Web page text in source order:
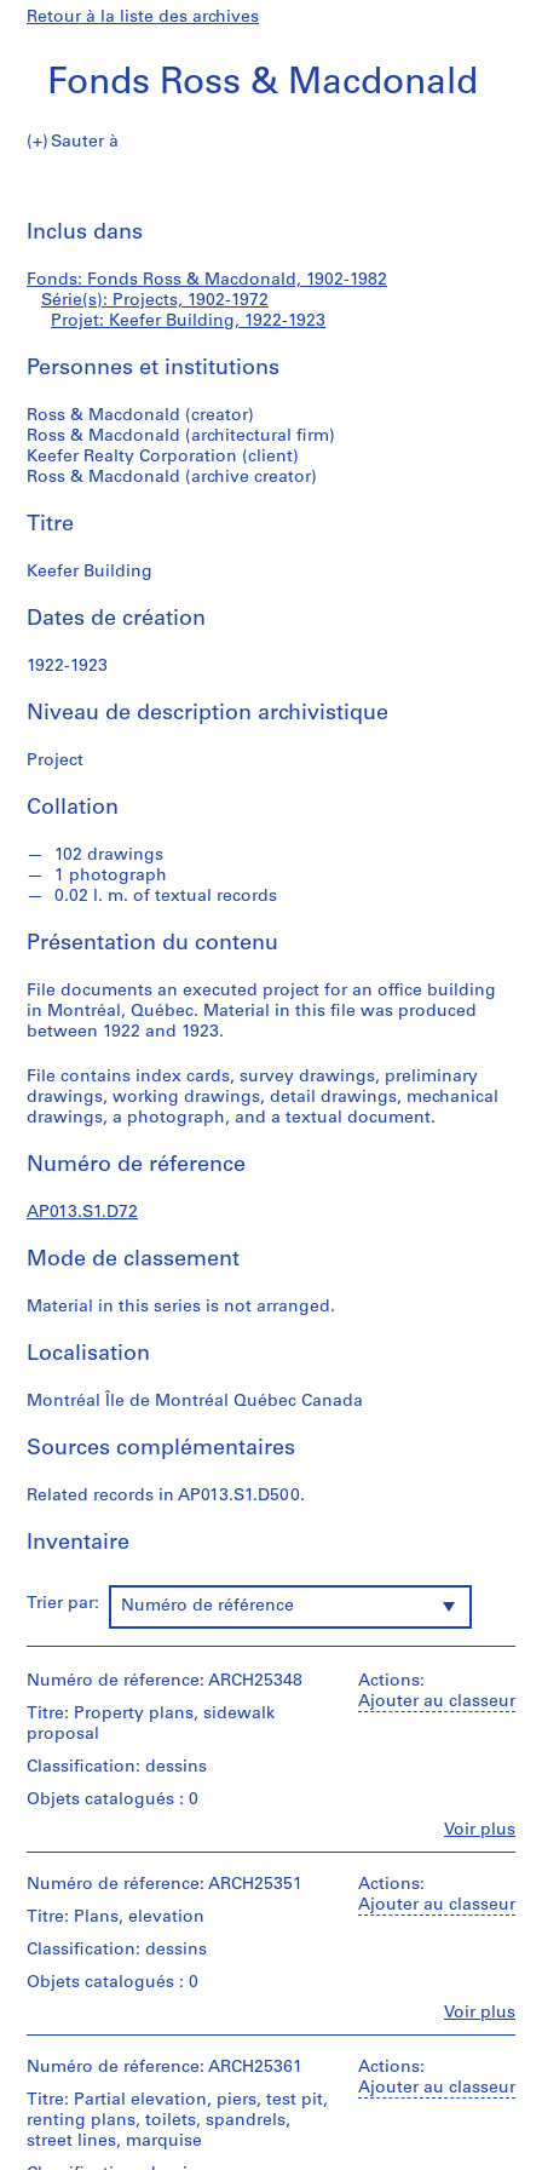
Retour à la liste des archives
Fonds Ross & Macdonald
Sauter à
d
s
R
s
M
a
c
o
a
d
é
i
(
:
r
j
e
c
s
,
9
2
1
9
2
r
j
t
m
m
r
o
u
e
f
r
D
.
.
R
o
s
s
Building
Inclus dans
Fonds: Fonds Ross & Macdonald, 1902-1982
Série(s): Projects, 1902-1972
Projet: Keefer Building, 1922-1923
Personnes et institutions
Ross & Macdonald (creator)
Ross & Macdonald (architectural firm)
Keefer Realty Corporation (client)
Ross & Macdonald (archive creator)
Titre
Keefer Building
Dates de création
1922-1923
Niveau de description archivistique
Project
Collation
102 drawings
1 photograph
0.02 l. m. of textual records
Présentation du contenu
File documents an executed project for an office building
in Montréal, Québec. Material in this file was produced
between 1922 and 1923.
File contains index cards, survey drawings, preliminary
drawings, working drawings, detail drawings, mechanical
drawings, a photograph, and a textual document.
Numéro de réference
AP013.S1.D72
Mode de classement
Material in this series is not arranged.
Localisation
Montréal Île de Montréal Québec Canada
Sources complémentaires
Related records in AP013.S1.D500.
Inventaire
Trier par: Numéro de référence
Actions:
Ajouter au classeur
Voir plus
Numéro de réference: ARCH25348
Titre: Property plans, sidewalk
proposal
Classification: dessins
Objets catalogués : 0
institutions:
&
Macdonald
creator)
Quantité
Type
d’objet:
3
File
Actions:
Ajouter au classeur
Voir plus
Numéro de réference: ARCH25351
Titre: Plans, elevation
Classification: dessins
Objets catalogués : 0
institutions:
&
Macdonald
(archive
Actions:
Ajouter au classeur
Numéro de réference: ARCH25361
Titre: Partial elevation, piers, test pit,
renting plans, toilets, spandrels,
street lines, marquise